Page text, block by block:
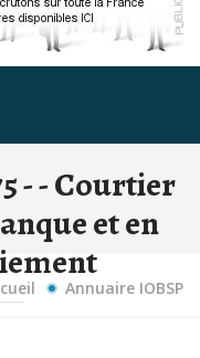
- - Courtier
et en
Annuaire IOBSP